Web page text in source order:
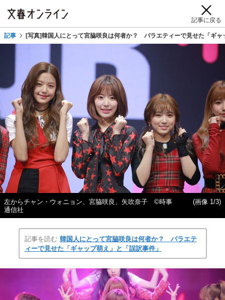
記事に戻る
記事 [写真]韓国人にとって宮脇咲良は何者か？ バラエティーで見せた「ギャ
左からチャン・ウォニョン、宮脇咲良、矢吹奈子 ©時事
通信社
(画像 1/3)
記事を読む 韓国人にとって宮脇咲良は何者か？ バラエテ
ィーで見せた「ギャップ萌え」と「誤訳事件」